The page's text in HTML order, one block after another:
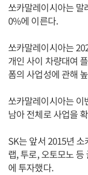
쏘카말레이시아는
0%에 이른다.
쏘카말레이시아는
개인 사이 차량대여
폼의 사업성에 관해
쏘카말레이시아는
남아 전체로 사업을
SK는 앞서 2015년
랩, 투로, 오토모노
에 투자했다.